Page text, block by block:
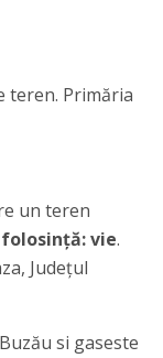
teren. Primăria
un teren
vie.
Județul
si gaseste